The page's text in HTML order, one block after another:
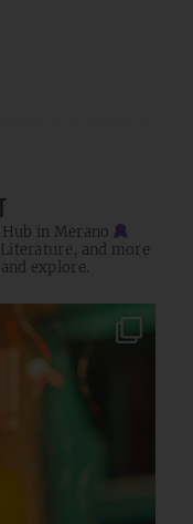
in Merano
and more
explore.